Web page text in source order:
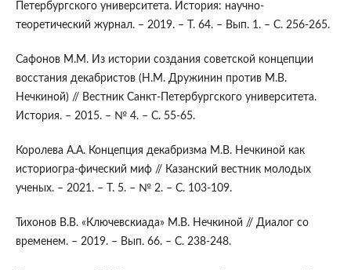
Петербургского университета. История: научно-
теоретический журнал. – 2019. – Т. 64. – Вып. 1. – С. 256-265.
Сафонов М.М. Из истории создания советской концепции
восстания декабристов (Н.М. Дружинин против М.В.
Нечкиной) // Вестник Санкт-Петербургского университета.
История. – 2015. – № 4. – С. 55-65.
Королева А.А. Концепция декабризма М.В. Нечкиной как
историогра-фический миф // Казанский вестник молодых
ученых. – 2021. – Т. 5. – № 2. – С. 103-109.
Тихонов В.В. «Ключевскиада» М.В. Нечкиной // Диалог со
временем. – 2019. – Вып. 66. – С. 238-248.